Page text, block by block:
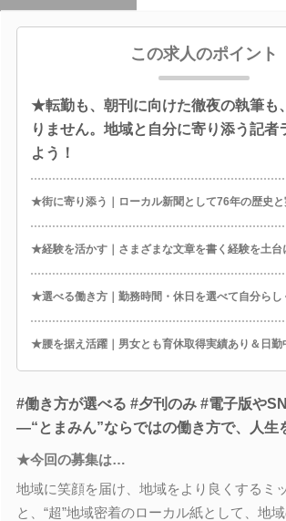
この求人のポイント
★転勤も、朝刊に向けた徹夜の執筆も
りません。地域と自分に寄り添う記者
よう！
★街に寄り添う｜ローカル新聞として76年の歴史と
★経験を活かす｜さまざまな文章を書く経験を土台
★選べる働き方｜勤務時間・休日を選べて自分らし
★腰を据え活躍｜男女とも育休取得実績あり＆日勤
#働き方が選べる #夕刊のみ #電子版や
―“とまみん”ならではの働き方で、人生
★今回の募集は…
地域に笑顔を届け、地域をより良くするミ
と、“超”地域密着のローカル紙として、地